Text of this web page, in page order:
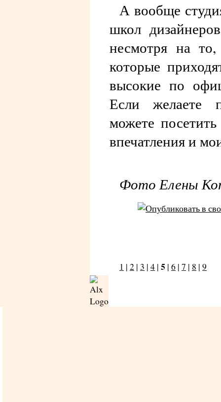
А вообще
школ
несмотря на
которые
высокие по
Если желаете
можете
впечатления и
Фото Елены
1 | 2 | 3 | 4 | 5 | 6 | 7 | 8 | 9